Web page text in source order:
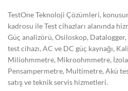
TestOne Teknoloji Çözümleri,
kadrosu ile Test cihazları alanında
Güç analizörü, Osiloskop,
test cihazı, AC ve DC güç kaynağı,
Miliohmmetre, Mikroohmmetre,
Pensampermetre, Multimetre, Akü
satış ve teknik servis hizmetleri.